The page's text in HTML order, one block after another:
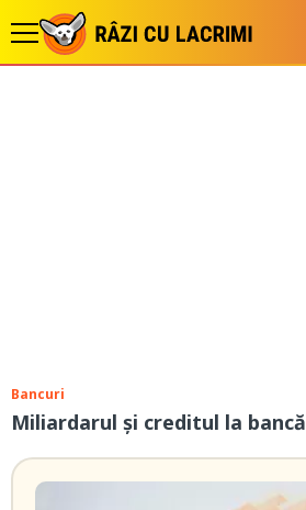
Bancuri
Miliardarul și creditul la bancă